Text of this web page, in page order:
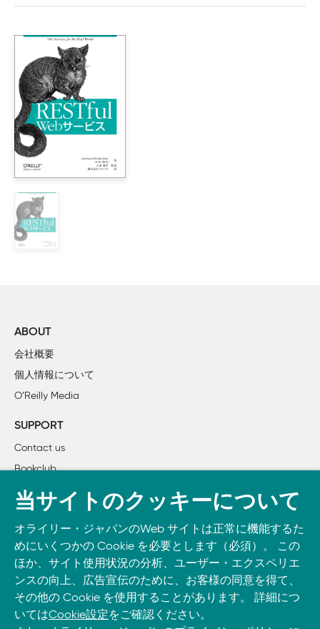
まえがき
A章　フロントエンドのパフォーマンスの重要性
	A.1　ウェブページのパフォーマンスを追跡する
	A.2　時間はどこで使われたのか？
	A.3　パフォーマンス改善の鉄則
B章　HTTPの概要
	B.1　圧縮
	B.2　条件付きGETリクエスト
	B.4　Keep-Alive
	B.5　参考資料
	1.4　スクリプトおよびスタイルシートの結合
	1.5　まとめ
2章　ルール2：CDNを使う
	2.1　コンテンツデリバリネットワーク
3章　ルール3：Expiresヘッダを設定する
	3.1　Expiresヘッダ
	3.2　max-ageとmod_expires
	3.3　キャッシュの有無の比較
	3.4　画像以外にも適用可能
	3.5　ファイル名にバージョンを付加する
	3.6　例
4章　ルール4：コンポーネントをgzipする
	4.1　圧縮の通知
ABOUT
会社概要
個人情報について
O’Reilly Media
SUPPORT
Contact us
Bookclub
書籍注文
Take O’Reilly with you and learn anywhere, anytime on your
phone
and tablet.
当サイトのクッキーについて
オライリー・ジャパンのWeb サイトは正常に機能するた
めにいくつかの Cookie を必要とします（必須）。 この
ほか、サイト使用状況の分析、ユーザー・エクスペリエ
ンスの向上、広告宣伝のために、お客様の同意を得て、
その他の Cookie を使用することがあります。 詳細につ
いてはCookie設定をご確認ください。